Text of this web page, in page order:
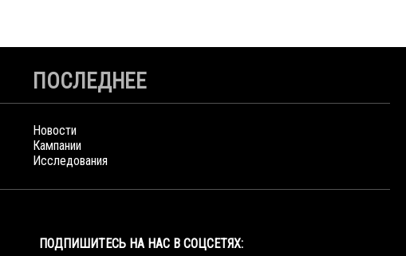
ПОСЛЕДНЕЕ
Новости
Кампании
Исследования
ПОДПИШИТЕСЬ НА НАС В СОЦСЕТЯХ: